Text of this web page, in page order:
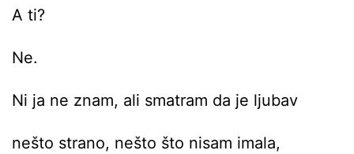
A ti?
Ne.
Ni ja ne znam, ali smatram da je ljubav
nešto strano, nešto što nisam imala,